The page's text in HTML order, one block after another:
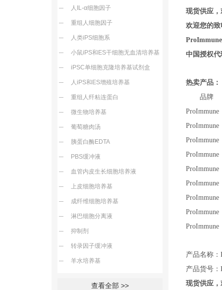
人IL-α细胞因子
重组人细胞因子
人类iPS细胞系
小鼠iPS和ES干细胞无血清培养基
iPSC单细胞克隆培养基试剂盒
人iPS和ES增殖培养基
重组人纤粘连蛋白
微生物培养基
葡萄糖肉汤
胰蛋白酶EDTA
PBS缓冲液
血管内皮生长细胞培养液
上皮细胞培养基
成纤维细胞培养基
淋巴细胞分离液
抑制剂
转录因子缓冲液
羊水培养基
查看全部 >>
现货供应
欢迎您
中国授权
热卖产品：
品
ProImmune
产品名称：
产品货号
现货供应